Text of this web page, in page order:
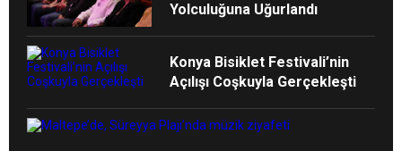
Yolculuğuna Uğurlandı
Konya Bisiklet Festivali’nin
Açılışı Coşkuyla Gerçekleşti